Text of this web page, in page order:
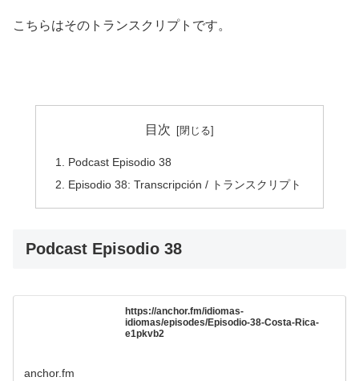
こちらはそのトランスクリプトです。
目次
Podcast Episodio 38
Episodio 38: Transcripción / トランスクリプト
Podcast Episodio 38
https://anchor.fm/idiomas-
idiomas/episodes/Episodio-38-Costa-Rica-
e1pkvb2
anchor.fm